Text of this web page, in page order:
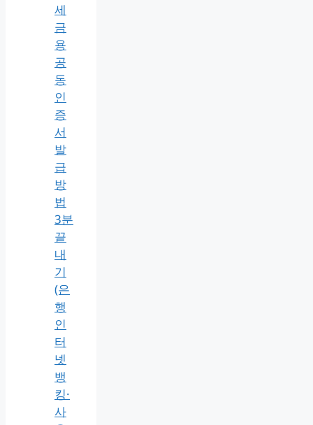
세
금
용
공
동
인
증
서
발
급
방
법
3분
끝
내
기
(은
행
인
터
넷
뱅
킹·
사